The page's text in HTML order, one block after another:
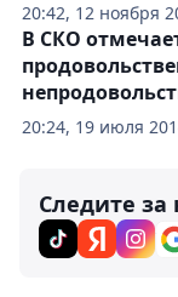
20:42, 12 ноября
20:24, 19 июля
В СКО
Следите за